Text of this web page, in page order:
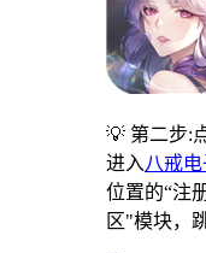
💡 第二步:
进入 八戒
位置的“注
区"模块，